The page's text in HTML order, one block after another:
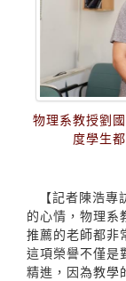
物理系教授劉
度學生
【記者陳浩
的心情，物理系
推薦的老師都非
這項榮譽不僅是
精進，因為教學